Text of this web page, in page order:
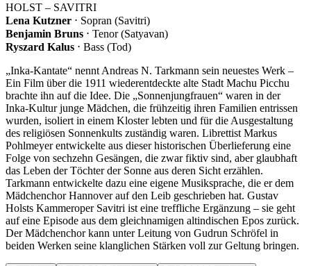
HOLST – SAVITRI
Lena Kutzner ⋅ Sopran (Savitri)
Benjamin Bruns ⋅ Tenor (Satyavan)
Ryszard Kalus ⋅ Bass (Tod)
„Inka-Kantate“ nennt Andreas N. Tarkmann sein neuestes Werk –
Ein Film über die 1911 wiederentdeckte alte Stadt Machu Picchu
brachte ihn auf die Idee. Die „Sonnenjungfrauen“ waren in der
Inka-Kultur junge Mädchen, die frühzeitig ihren Familien entrissen
wurden, isoliert in einem Kloster lebten und für die Ausgestaltung
des religiösen Sonnenkults zuständig waren. Librettist Markus
Pohlmeyer entwickelte aus dieser historischen Überlieferung eine
Folge von sechzehn Gesängen, die zwar fiktiv sind, aber glaubhaft
das Leben der Töchter der Sonne aus deren Sicht erzählen.
Tarkmann entwickelte dazu eine eigene Musiksprache, die er dem
Mädchenchor Hannover auf den Leib geschrieben hat. Gustav
Holsts Kammeroper Savitri ist eine treffliche Ergänzung – sie geht
auf eine Episode aus dem gleichnamigen altindischen Epos zurück.
Der Mädchenchor kann unter Leitung von Gudrun Schröfel in
beiden Werken seine klanglichen Stärken voll zur Geltung bringen.